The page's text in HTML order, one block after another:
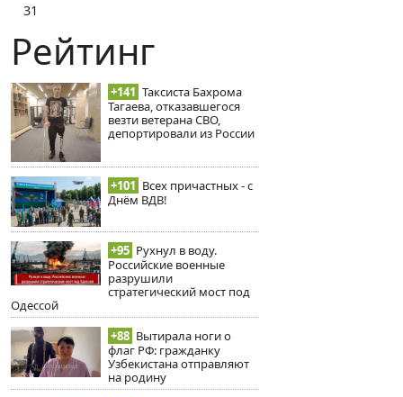
31
Рейтинг
+141 Таксиста Бахрома
Тагаева, отказавшегося
везти ветерана СВО,
депортировали из России
+101 Всех причастных - с
Днём ВДВ!
+95 Рухнул в воду.
Российские военные
разрушили
стратегический мост под
Одессой
+88 Вытирала ноги о
флаг РФ: гражданку
Узбекистана отправляют
на родину